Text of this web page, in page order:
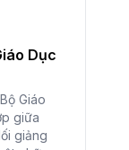
Dục
Giáo
giữa
giảng